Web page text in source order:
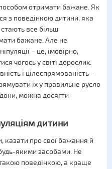
отримати бажане. Як
з поведінкою дитини, яка
все більш
бажане. Але не
– це, імовірно,
чогось у світі дорослих.
і цілеспрямованість –
їх у правильне русло
можна досягти
дитини
казати про свої бажання й
якими засобами. Не
поведінкою, а краще